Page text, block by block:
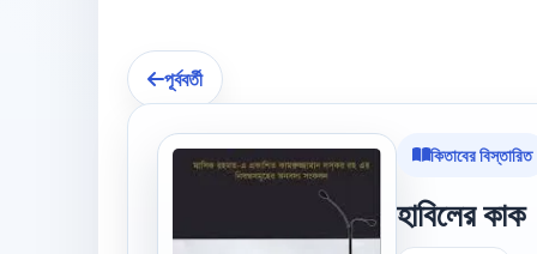
পূর্ববর্তী
কিতাবের বিস্তারিত
হাবিলের কাক